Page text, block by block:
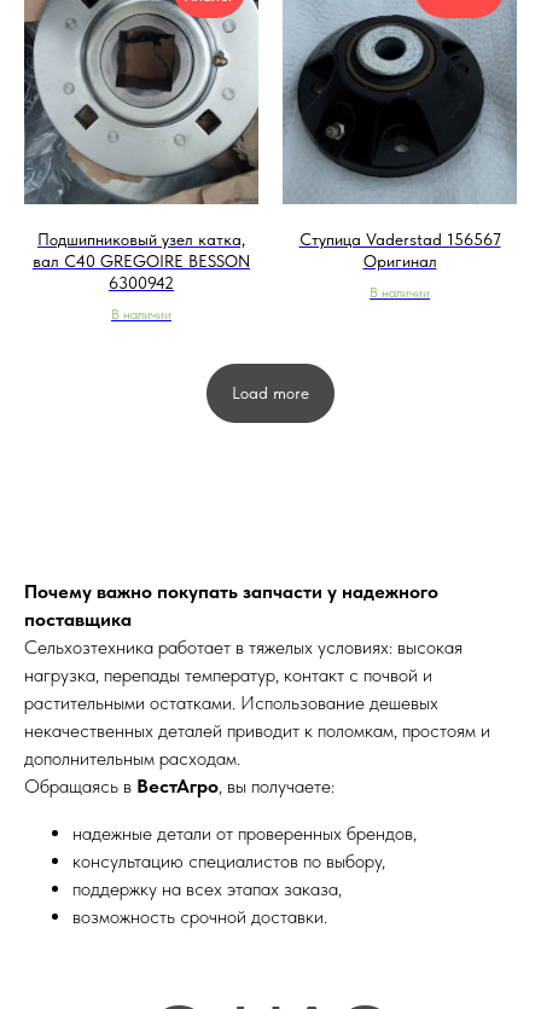
Подшипниковый узел катка,
вал C40 GREGOIRE BESSON
6300942
В наличии
Ступица Vaderstad 156567
Оригинал
В наличии
Load more
Почему важно покупать запчасти у надежного
поставщика
Сельхозтехника работает в тяжелых условиях: высокая
нагрузка, перепады температур, контакт с почвой и
растительными остатками. Использование дешевых
некачественных деталей приводит к поломкам, простоям и
дополнительным расходам.
Обращаясь в ВестАгро, вы получаете:
надежные детали от проверенных брендов,
консультацию специалистов по выбору,
поддержку на всех этапах заказа,
возможность срочной доставки.